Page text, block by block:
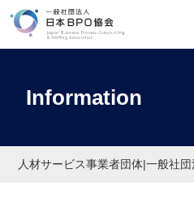
Information
人材サービス事業者団体|一般社